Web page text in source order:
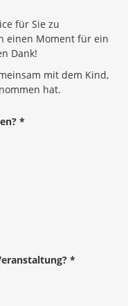
für Sie zu
einen Moment für ein
Dank!
mit dem Kind,
hat.
*
*